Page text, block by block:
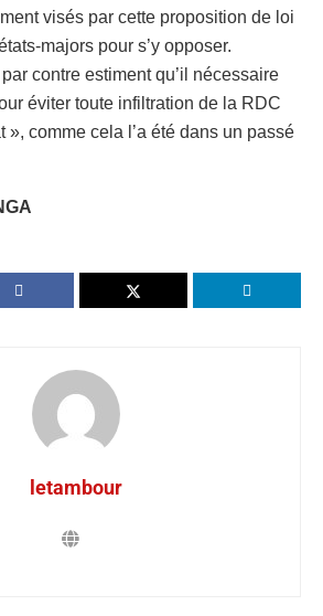
visés par cette proposition de loi
majors pour s’y opposer.
contre estiment qu’il nécessaire
éviter toute infiltration de la RDC
», comme cela l’a été dans un passé
letambour